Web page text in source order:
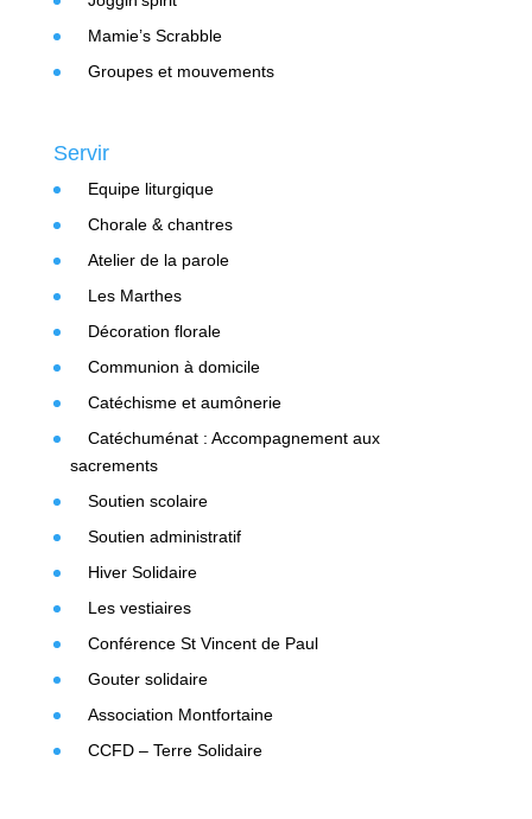
Mamie’s Scrabble
Groupes et mouvements
Servir
Equipe liturgique
Chorale & chantres
Atelier de la parole
Les Marthes
Décoration florale
Communion à domicile
Catéchisme et aumônerie
Catéchuménat : Accompagnement aux
sacrements
Soutien scolaire
Soutien administratif
Hiver Solidaire
Les vestiaires
Conférence St Vincent de Paul
Gouter solidaire
Association Montfortaine
CCFD – Terre Solidaire